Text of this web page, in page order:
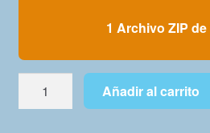
1 Archivo ZIP de
Añadir al carrito